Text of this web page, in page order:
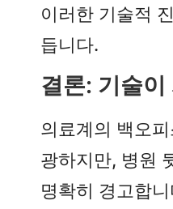
이러한 기술적
듭니다.
결론: 기술
의료계의 백오
광하지만, 병원
명확히 경고합